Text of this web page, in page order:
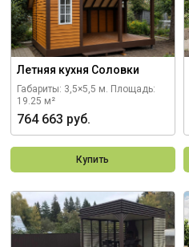
Летняя кухня Соловки
Габариты: 3,5×5,5 м. Площадь:
19.25 м²
764 663 руб.
Купить